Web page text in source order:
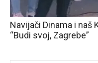
Navijači Dinama i naš
“Budi svoj, Zagrebe”